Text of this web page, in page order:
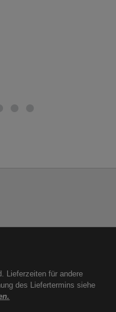
Lieferzeiten für andere
des Liefertermins siehe